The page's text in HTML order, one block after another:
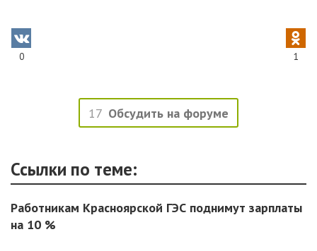
0 1
17 Обсудить на форуме
Ссылки по теме:
Работникам Красноярской ГЭС поднимут зарплаты
на 10 %